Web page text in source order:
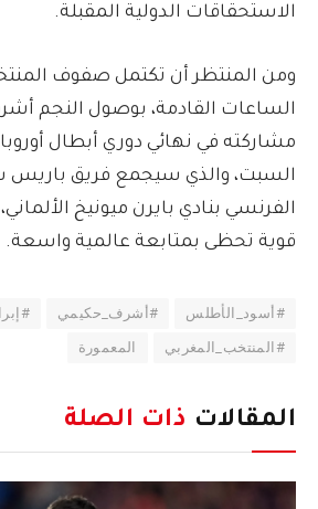
الاستحقاقات الدولية المقبلة.
ومن المنتظر أن تكتمل صفوف
الساعات القادمة، بوصول النجم
مشاركته في نهائي دوري أبطال
السبت، والذي سيجمع فريق باريس
الفرنسي بنادي بايرن ميونيخ
قوية تحظى بمتابعة عالمية واسعة.
#أسود_الأطلس #أشرف_حكيمي
#المنتخب_المغربي المعمورة
المقالات ذات الصلة